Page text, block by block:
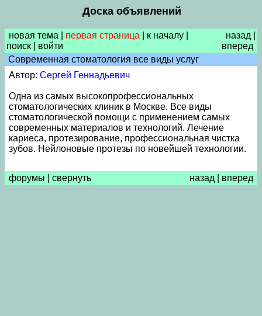
Доска объявлений
новая тема первая страница к началу
поиск
войти
назад
вперед
Современная стоматология все виды услуг
Автор: Сергей Геннадьевич
Одна из самых высокопрофессиональных
стоматологических клиник в Москве. Все виды
стоматологической помощи с применением самых
современных материалов и технологий. Лечение
кариеса, протезирование, профессиональная чистка
зубов. Нейлоновые протезы по новейшей технологии.
форумы свернуть назад вперед